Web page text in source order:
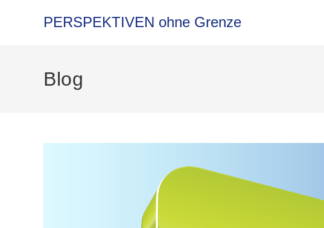
PERSPEKTIVEN ohne Grenze
Blog